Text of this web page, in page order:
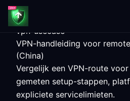
vpn-usecase
VPN-handleiding voor
(China)
Vergelijk een VPN-route
gemeten setup-stappen,
expliciete servicelimieten.